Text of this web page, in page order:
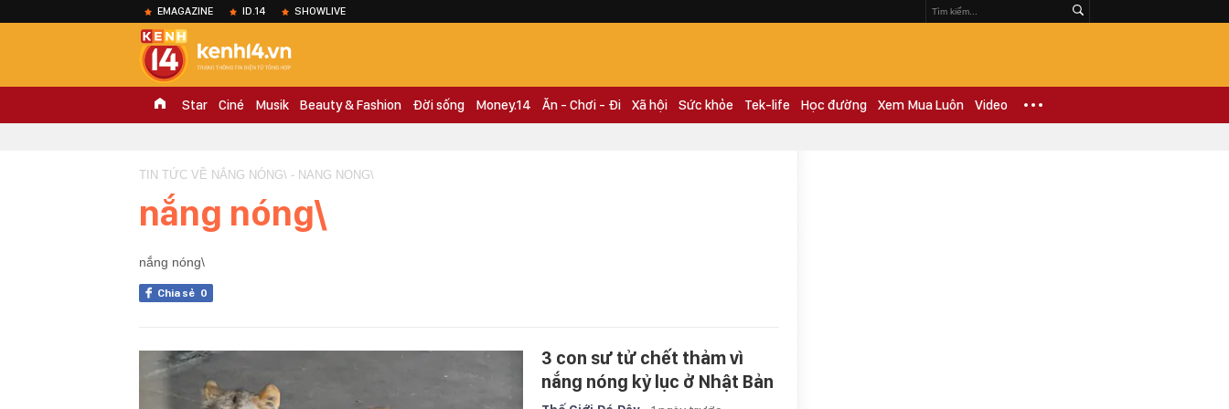
EMAGAZINE ID.14 SHOWLIVE
Star Ciné Musik Beauty & Fashion Đời sống Money.14 Ăn - Chơi - Đi Xã hội Sức khỏe Tek-life Học đường Xem Mua Luôn Video
TIN TỨC VỀ NẮNG NÓNG\ - NANG NONG\
nắng nóng\
nắng nóng\
Chia sẻ 0
3 con sư tử chết thảm vì
nắng nóng kỷ lục ở Nhật Bản